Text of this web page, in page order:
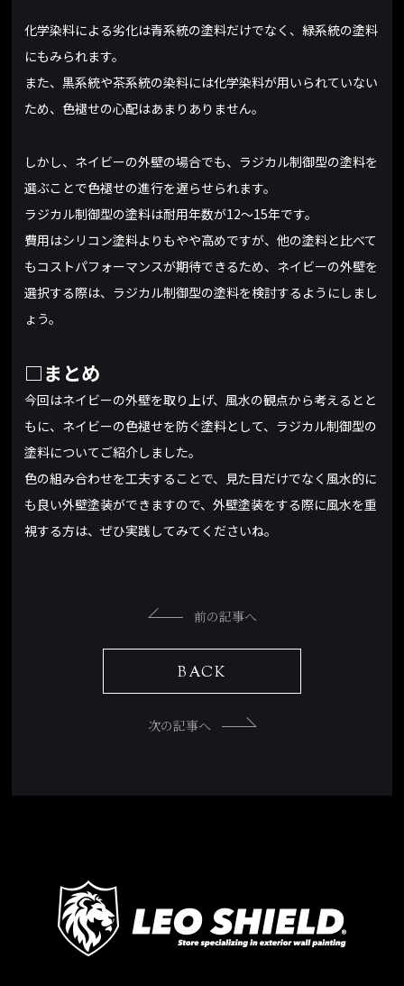
化学染料による劣化は青系統の塗料だけでなく、緑系統の塗料
にもみられます。
また、黒系統や茶系統の染料には化学染料が用いられていない
ため、色褪せの心配はあまりありません。
しかし、ネイビーの外壁の場合でも、ラジカル制御型の塗料を
選ぶことで色褪せの進行を遅らせられます。
ラジカル制御型の塗料は耐用年数が12〜15年です。
費用はシリコン塗料よりもやや高めですが、他の塗料と比べて
もコストパフォーマンスが期待できるため、ネイビーの外壁を
選択する際は、ラジカル制御型の塗料を検討するようにしまし
ょう。
□まとめ
今回はネイビーの外壁を取り上げ、風水の観点から考えるとと
もに、ネイビーの色褪せを防ぐ塗料として、ラジカル制御型の
塗料についてご紹介しました。
色の組み合わせを工夫することで、見た目だけでなく風水的に
も良い外壁塗装ができますので、外壁塗装をする際に風水を重
視する方は、ぜひ実践してみてくださいね。
前の記事へ
BACK
次の記事へ